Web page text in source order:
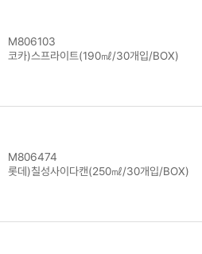
M806103
코카)스프라이트(190㎖/30개입/BOX)
M806474
롯데)칠성사이다캔(250㎖/30개입/BOX)